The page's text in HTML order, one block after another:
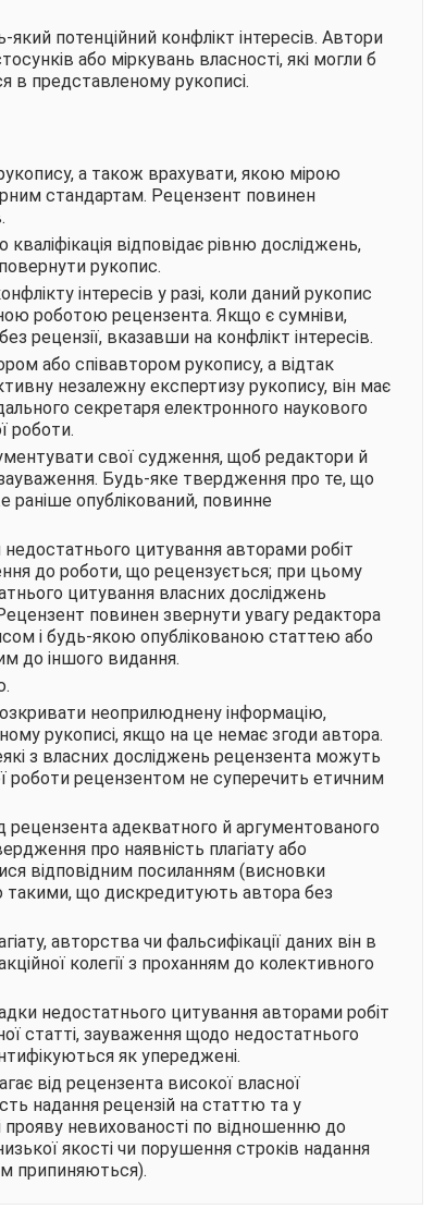
потенційний конфлікт інтересів. Автори
або міркувань власності, які могли б
в представленому рукописі.
а також врахувати, якою мірою
стандартам. Рецензент повинен
відповідає рівню досліджень,
рукопис.
інтересів у разі, коли даний рукопис
роботою рецензента. Якщо є сумніви,
рецензії, вказавши на конфлікт інтересів.
або співавтором рукопису, а відтак
незалежну експертизу рукопису, він має
секретаря електронного наукового
роботи.
свої судження, щоб редактори й
зауваження. Будь-яке твердження про те, що
опублікований, повинне
цитування авторами робіт
до роботи, що рецензується; при цьому
цитування власних досліджень
повинен звернути увагу редактора
і будь-якою опублікованою статтею або
до іншого видання.
неоприлюднену інформацію,
рукописі, якщо на це немає згоди автора.
з власних досліджень рецензента можуть
роботи рецензентом не суперечить етичним
рецензента адекватного й аргументованого
про наявність плагіату або
відповідним посиланням (висновки
такими, що дискредитують автора без
авторства чи фальсифікації даних він в
колегії з проханням до колективного
недостатнього цитування авторами робіт
статті, зауваження щодо недостатнього
як упереджені.
від рецензента високої власної
надання рецензій на статтю та у
прояву невихованості по відношенню до
якості чи порушення строків надання
припиняються).